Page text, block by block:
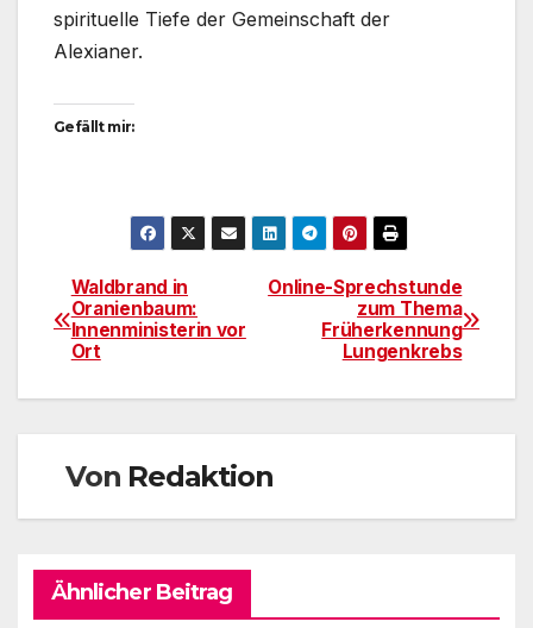
spirituelle Tiefe der Gemeinschaft der
Alexianer.
Gefällt mir:
Beitragsnavigation
Online-Sprechstunde
zum Thema
Früherkennung
Lungenkrebs
Waldbrand in
Oranienbaum:
Innenministerin vor
Ort
Von Redaktion
Ähnlicher Beitrag